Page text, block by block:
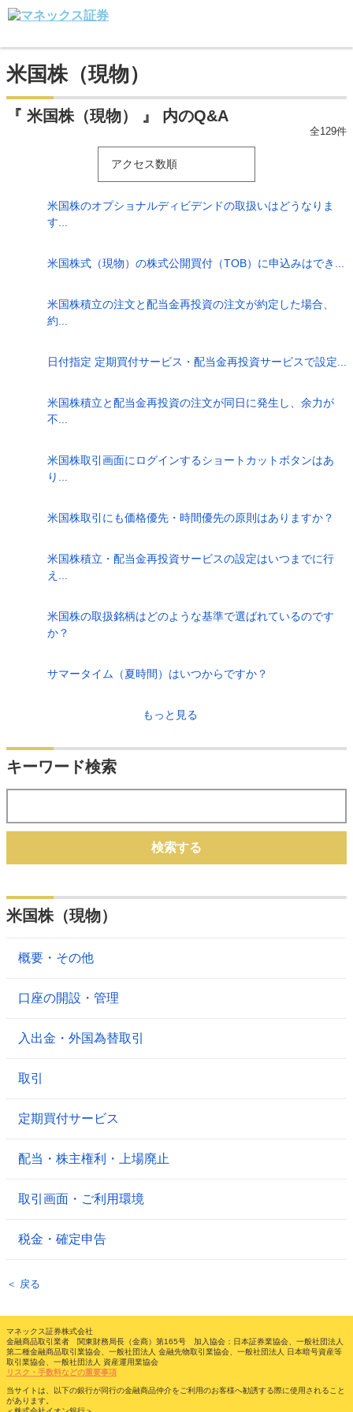
米国株（現物）
『 米国株（現物） 』 内のQ&A
全129件
アクセス数順
米国株のオプショナルディビデンドの取扱いはどうなりま
す...
米国株式（現物）の株式公開買付（TOB）に申込みはでき...
米国株積立の注文と配当金再投資の注文が約定した場合、
約...
日付指定 定期買付サービス・配当金再投資サービスで設定...
米国株積立と配当金再投資の注文が同日に発生し、余力が
不...
米国株取引画面にログインするショートカットボタンはあ
り...
米国株取引にも価格優先・時間優先の原則はありますか？
米国株積立・配当金再投資サービスの設定はいつまでに行
え...
米国株の取扱銘柄はどのような基準で選ばれているのです
か？
サマータイム（夏時間）はいつからですか？
もっと見る
キーワード検索
検索する
米国株（現物）
概要・その他
口座の開設・管理
入出金・外国為替取引
取引
定期買付サービス
配当・株主権利・上場廃止
取引画面・ご利用環境
税金・確定申告
＜ 戻る
マネックス証券株式会社
金融商品取引業者 関東財務局長（金商）第165号 加入協会：日本証券業協会、一般社団法人
第二種金融商品取引業協会、一般社団法人 金融先物取引業協会、一般社団法人 日本暗号資産等
取引業協会、一般社団法人 資産運用業協会
リスク・手数料などの重要事項
当サイトは、以下の銀行が同行の金融商品仲介をご利用のお客様へ勧誘する際に使用されること
があります。